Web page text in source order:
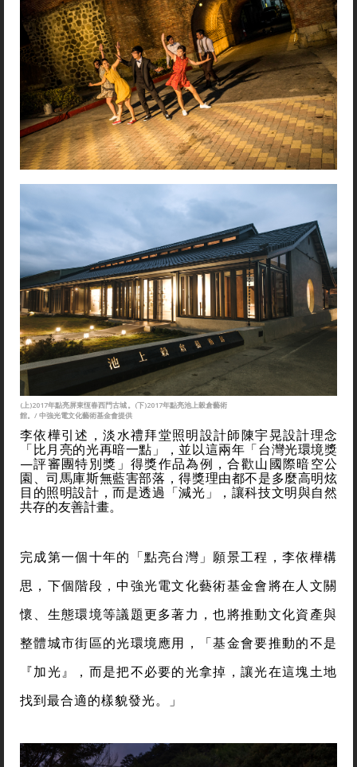
(上)2017年點亮屏東恆春西門古城。(下)2017年點亮池上穀倉藝術
館。/ 中強光電文化藝術基金會提供
李依樺引述，淡水禮拜堂照明設計師陳宇晃設計理念
「比月亮的光再暗一點」，並以這兩年「台灣光環境獎
—評審團特別獎」得獎作品為例，合歡山國際暗空公
園、司馬庫斯無藍害部落，得獎理由都不是多麼高明炫
目的照明設計，而是透過「減光」，讓科技文明與自然
共存的友善計畫。
完成第一個十年的「點亮台灣」願景工程，李依樺構
思，下個階段，中強光電文化藝術基金會將在人文關
懷、生態環境等議題更多著力，也將推動文化資產與
整體城市街區的光環境應用，「基金會要推動的不是
『加光』，而是把不必要的光拿掉，讓光在這塊土地
找到最合適的樣貌發光。」